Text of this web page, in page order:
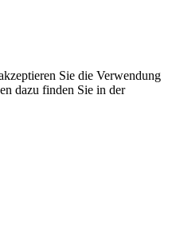
Sie die Verwendung
dazu finden Sie in der